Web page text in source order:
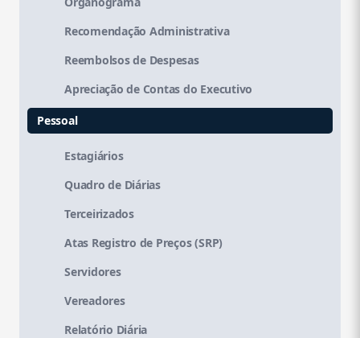
Recomendação Administrativa
Reembolsos de Despesas
Apreciação de Contas do Executivo
Pessoal
Estagiários
Quadro de Diárias
Terceirizados
Atas Registro de Preços (SRP)
Servidores
Vereadores
Relatório Diária